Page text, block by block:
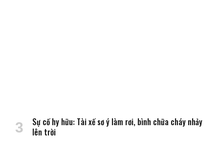
Sự cố hy hữu: Tài xế sơ ý làm rơi, bình chữa cháy nhảy
lên trời